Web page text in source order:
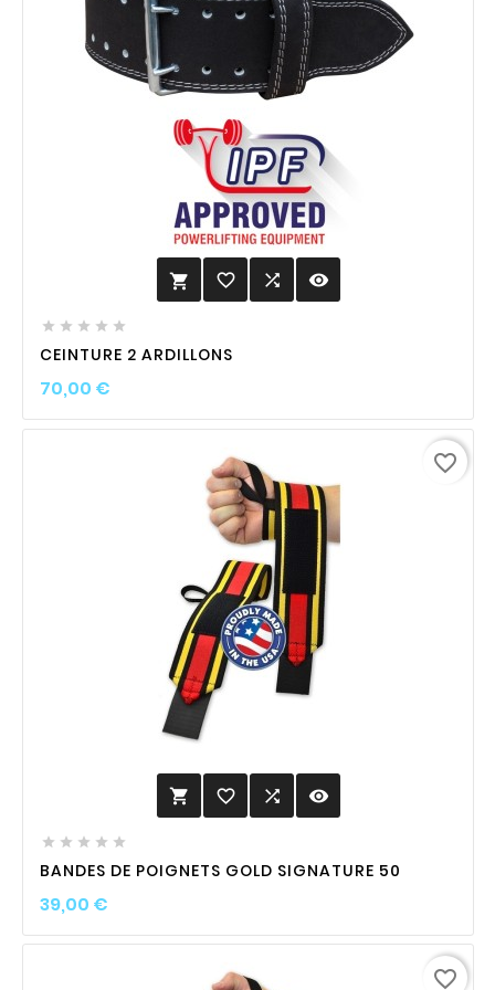
 favorite_border  visibility
    
CEINTURE 2 ARDILLONS
70,00 €Prix
 favorite_border  visibility
    
BANDES DE POIGNETS GOLD SIGNATURE 50
39,00 €Prix
favorite_border
favorite_border